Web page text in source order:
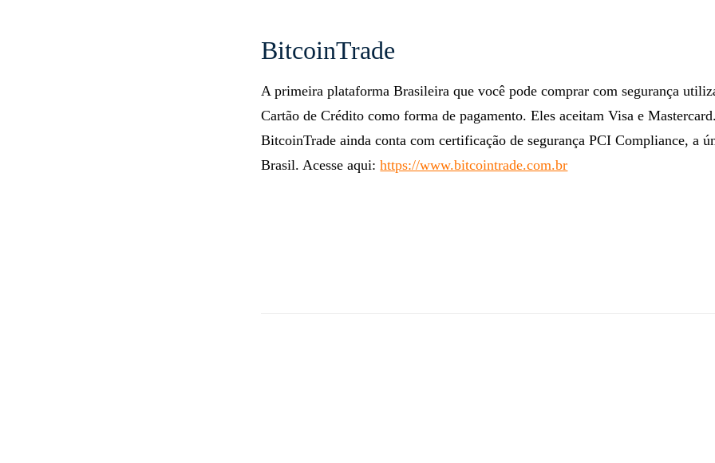
BitcoinTrade
A primeira plataforma Brasileira que você pode comprar com segurança
Cartão de Crédito como forma de pagamento. Eles aceitam Visa e
BitcoinTrade ainda conta com certificação de segurança PCI Compliance, a
Brasil. Acesse aqui:https://www.bitcointrade.com.br